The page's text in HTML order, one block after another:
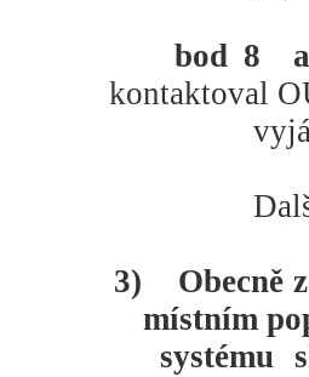
bod 8
kontaktoval
3)
Obecně
místním
systému